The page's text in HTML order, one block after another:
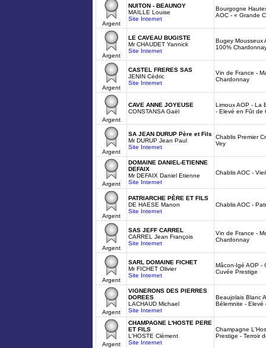
Argent
NUITON - BEAUNOY
MAILLE Louise
Site Internet
Bourgogne
AOC - « Grande
Argent
LE CAVEAU BUGISTE
Mr CHAUDET Yannick
Site Internet
Bugey Mousseux
100%
Argent
CASTEL FRERES SAS
JENIN Cédric
Site Internet
Vin de France -
Chardonnay
Argent
CAVE ANNE JOYEUSE
CONSTANSA Gaël
Limoux AOP - La
- Elevé en Fût de
Argent
SA JEAN DURUP Père et Fils
Mr DURUP Jean Paul
Site Internet
Chablis Premier
Vey
Argent
DOMAINE DANIEL-ETIENNE
DEFAIX
Mr DEFAIX Daniel Etienne
Site Internet
Chablis AOC -
Argent
PATRIARCHE PÈRE ET FILS
DE HAESE Manon
Site Internet
Chablis AOC -
Argent
SAS JEFF CARREL
CARREL Jean François
Site Internet
Vin de France -
Chardonnay
Argent
SARL DOMAINE FICHET
Mr FICHET Olivier
Site Internet
Mâcon-Igé AOP -
Cuvée Prestige
Argent
VIGNERONS DES PIERRES
DOREES
LACHAUD Michael
Site Internet
Beaujolais Blanc
Bélemnite -
Argent
CHAMPAGNE L'HOSTE PERE
ET FILS
L'HOSTE Clément
Site Internet
Champagne
Prestige - Terroir